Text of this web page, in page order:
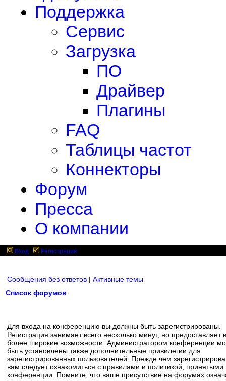
Поддержка
Сервис
Загрузка
ПО
Драйвер
Плагины
FAQ
Таблицы частот
Коннекторы
Форум
Пресса
О компании
Вход Регистрация
Сообщения без ответов | Активные темы
Список форумов
Для входа на конференцию вы должны быть зарегистрированы.
Регистрация занимает всего несколько минут, но предоставляет
более широкие возможности. Администратором конференции
быть установлены также дополнительные привилегии для
зарегистрированных пользователей. Прежде чем
вам следует ознакомиться с правилами и политикой, принятыми
конференции. Помните, что ваше присутствие на форумах